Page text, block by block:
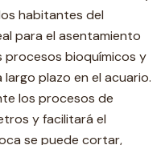
habitantes del
para el asentamiento
procesos bioquímicos y
plazo en el acuario.
los procesos de
y facilitará el
se puede cortar,